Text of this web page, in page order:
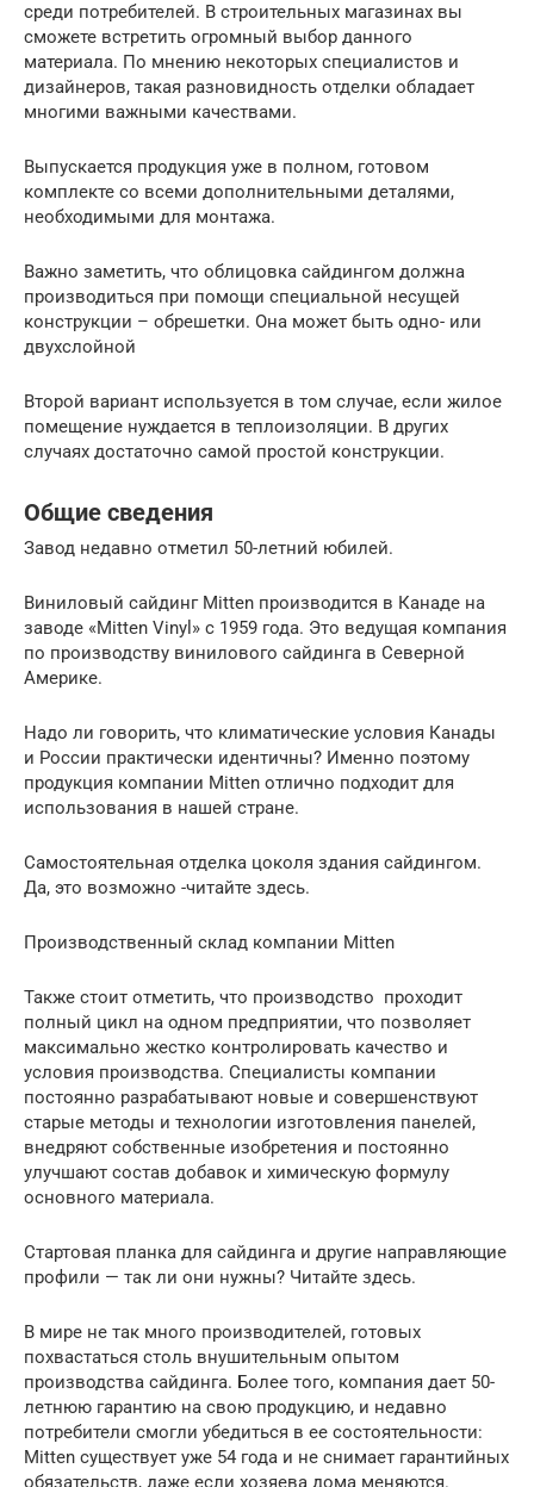
среди потребителей. В строительных магазинах вы
сможете встретить огромный выбор данного
материала. По мнению некоторых специалистов и
дизайнеров, такая разновидность отделки обладает
многими важными качествами.
Выпускается продукция уже в полном, готовом
комплекте со всеми дополнительными деталями,
необходимыми для монтажа.
Важно заметить, что облицовка сайдингом должна
производиться при помощи специальной несущей
конструкции – обрешетки. Она может быть одно- или
двухслойной
Второй вариант используется в том случае, если жилое
помещение нуждается в теплоизоляции. В других
случаях достаточно самой простой конструкции.
Общие сведения
Завод недавно отметил 50-летний юбилей.
Виниловый сайдинг Mitten производится в Канаде на
заводе «Mitten Vinyl» с 1959 года. Это ведущая компания
по производству винилового сайдинга в Северной
Америке.
Надо ли говорить, что климатические условия Канады
и России практически идентичны? Именно поэтому
продукция компании Mitten отлично подходит для
использования в нашей стране.
Самостоятельная отделка цоколя здания сайдингом.
Да, это возможно -читайте здесь.
Производственный склад компании Mitten
Также стоит отметить, что производство проходит
полный цикл на одном предприятии, что позволяет
максимально жестко контролировать качество и
условия производства. Специалисты компании
постоянно разрабатывают новые и совершенствуют
старые методы и технологии изготовления панелей,
внедряют собственные изобретения и постоянно
улучшают состав добавок и химическую формулу
основного материала.
Стартовая планка для сайдинга и другие направляющие
профили — так ли они нужны? Читайте здесь.
В мире не так много производителей, готовых
похвастаться столь внушительным опытом
производства сайдинга. Более того, компания дает 50-
летнюю гарантию на свою продукцию, и недавно
потребители смогли убедиться в ее состоятельности:
Mitten существует уже 54 года и не снимает гарантийных
обязательств, даже если хозяева дома меняются.